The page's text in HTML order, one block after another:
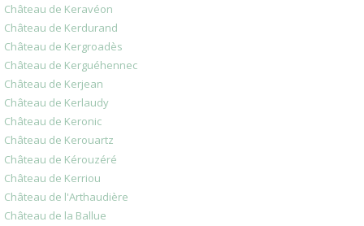
Château de Keravéon
Château de Kerdurand
Château de Kergroadès
Château de Kerguéhennec
Château de Kerjean
Château de Kerlaudy
Château de Keronic
Château de Kerouartz
Château de Kérouzéré
Château de Kerriou
Château de l'Arthaudière
Château de la Ballue